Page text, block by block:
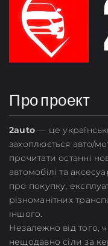
Про проект
2auto — це
захоплюється авто/
прочитати останні
автомобілі та
про покупку,
різноманітних
іншого.
Незалежно від того,
нещодавно сіли за